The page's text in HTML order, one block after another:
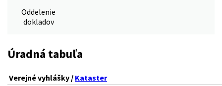
Oddelenie
dokladov
Úradná tabuľa
Verejné vyhlášky / Kataster